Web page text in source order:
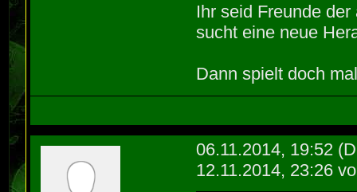
Ihr seid Freunde
sucht eine neue
Dann spielt doch
06.11.2014, 19:52
12.11.2014, 23:26